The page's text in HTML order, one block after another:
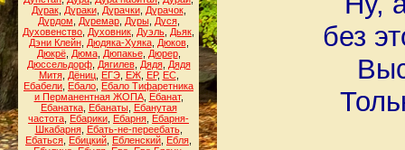
Дурак, Дураки, Дурачки, Дурачок,
Дурдом
Дуремар, Дуры, Дуся,
Духовенство Духовник Дуэль Дьяк
Дэни Клейн, Дюдяка-Хуяка, Дюков,
Дюкрё, Дюма, Дюпакье, Дюрер,
Дюссельдорф, Дягилев, Дядя, Дядя
Митя, Дёниц, ЕГЭ, ЕЖ, ЕР, ЕС,
Ебабели Ебало Ебало Тифаретника
и Перманентная ЖОПА, Ебанат,
Ебанатка, Ебанаты, Ебанутая
частота Ебарики Ебарня Ебарня-
Шкабарня, Ебать-не-переебать,
Ебаться Ебицкий Ебленский Ебля
без